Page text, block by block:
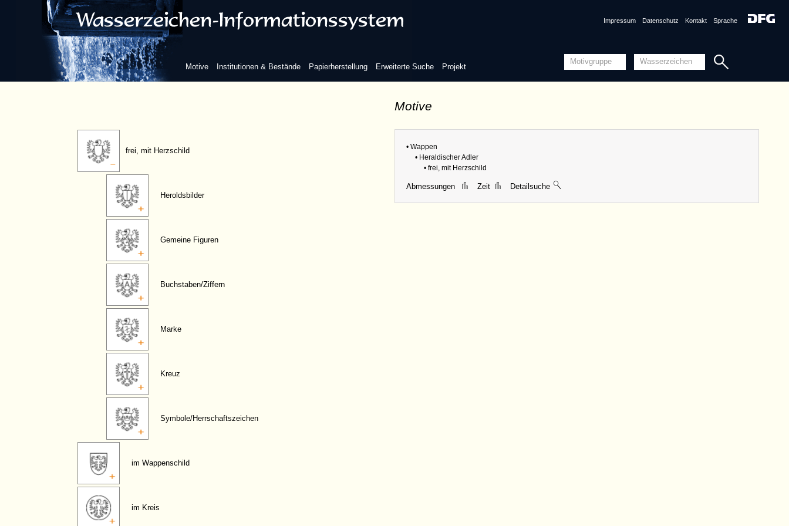
Motive Institutionen & Bestände Papierherstellung Erweiterte Suche Projekt
Impressum Datenschutz Kontakt Sprache
Motive
Kreuz
Heraldischer Adler
frei, mit Herzschild
Heroldsbilder
Gemeine Figuren
Buchstaben/Ziffern
Marke
Kreuz
Symbole/Herrschaftszeichen
im Wappenschild
im Kreis
• Wappen
• Heraldischer Adler
• frei, mit Herzschild
Abmessungen Zeit Detailsuche